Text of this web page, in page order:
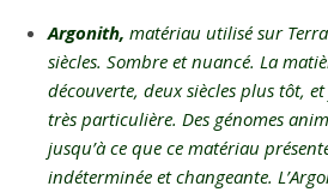
Argonith, matériau utilisé sur
siècles. Sombre et nuancé. La
découverte, deux siècles plus tôt,
très particulière. Des génomes
jusqu’à ce que ce matériau
indéterminée et changeante.